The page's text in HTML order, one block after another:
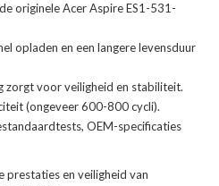
originele Acer Aspire ES1-531-
opladen en een langere levensduur
zorgt voor veiligheid en stabiliteit.
(ongeveer 600-800 cycli).
OEM-specificaties
prestaties en veiligheid van